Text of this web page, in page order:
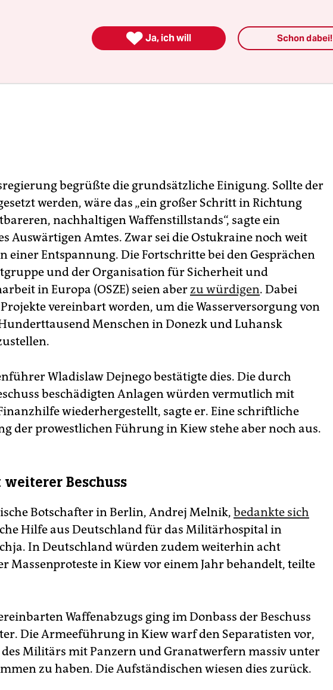
begrüßte die grundsätzliche Einigung. Sollte der
werden, wäre das „ein großer Schritt in Richtung
nachhaltigen Waffenstillstands“, sagte ein
Auswärtigen Amtes. Zwar sei die Ostukraine noch weit
einer Entspannung. Die Fortschritte bei den Gesprächen
und der Organisation für Sicherheit und
in Europa (OSZE) seien aber zu würdigen. Dabei
vereinbart worden, um die Wasserversorgung von
Menschen in Donezk und Luhansk
Wladislaw Dejnego bestätigte dies. Die durch
beschädigten Anlagen würden vermutlich mit
wiederhergestellt, sagte er. Eine schriftliche
der prowestlichen Führung in Kiew stehe aber noch aus.
weiterer Beschuss
Botschafter in Berlin, Andrej Melnik, bedankte sich
Hilfe aus Deutschland für das Militärhospital in
In Deutschland würden zudem weiterhin acht
Massenproteste in Kiew vor einem Jahr behandelt, teilte
Waffenabzugs ging im Donbass der Beschuss
Die Armeeführung in Kiew warf den Separatisten vor,
Militärs mit Panzern und Granatwerfern massiv unter
zu haben. Die Aufständischen wiesen dies zurück.
 Ja, ich will Schon dabei!